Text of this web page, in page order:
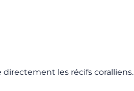
les récifs coralliens.